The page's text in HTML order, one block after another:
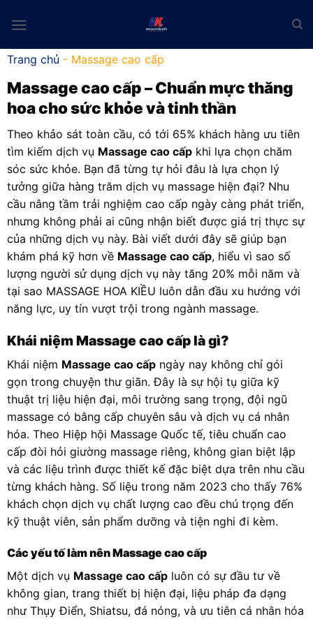
Trang chủ - Massage cao cấp
Massage cao cấp– Chuẩn mực thăng
hoa cho sức khỏe và tinh thần
Theo khảo sát toàn cầu, có tới 65% khách hàng ưu tiên
tìm kiếm dịch vụ Massage cao cấp khi lựa chọn chăm
sóc sức khỏe. Bạn đã từng tự hỏi đâu là lựa chọn lý
tưởng giữa hàng trăm dịch vụ massage hiện đại? Nhu
cầu nâng tầm trải nghiệm cao cấp ngày càng phát triển,
nhưng không phải ai cũng nhận biết được giá trị thực sự
của những dịch vụ này. Bài viết dưới đây sẽ giúp bạn
khám phá kỹ hơn về Massage cao cấp, hiểu vì sao số
lượng người sử dụng dịch vụ này tăng 20% mỗi năm và
tại sao MASSAGE HOA KIỀU luôn dẫn đầu xu hướng với
năng lực, uy tín vượt trội trong ngành massage.
Khái niệm Massage cao cấp là gì?
Khái niệm Massage cao cấp ngày nay không chỉ gói
gọn trong chuyện thư giãn. Đây là sự hội tụ giữa kỹ
thuật trị liệu hiện đại, môi trường sang trọng, đội ngũ
massage có bằng cấp chuyên sâu và dịch vụ cá nhân
hóa. Theo Hiệp hội Massage Quốc tế, tiêu chuẩn cao
cấp đòi hỏi giường massage riêng, không gian biệt lập
và các liệu trình được thiết kế đặc biệt dựa trên nhu cầu
từng khách hàng. Số liệu trong năm 2023 cho thấy 76%
khách chọn dịch vụ chất lượng cao đều chú trọng đến
kỹ thuật viên, sản phẩm dưỡng và tiện nghi đi kèm.
Các yếu tố làm nên Massage cao cấp
Một dịch vụ Massage cao cấp luôn có sự đầu tư về
không gian, trang thiết bị hiện đại, liệu pháp đa dạng
như Thụy Điển, Shiatsu, đá nóng, và ưu tiên cá nhân hóa